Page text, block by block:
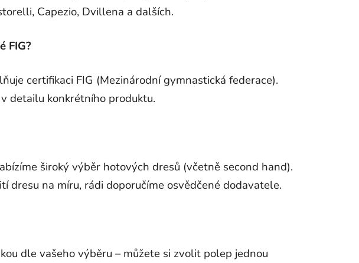
Capezio, Dvillena a dalších.
FIG?
certifikaci FIG (Mezinárodní gymnastická federace).
detailu konkrétního produktu.
široký výběr hotových dresů (včetně second hand).
dresu na míru, rádi doporučíme osvědčené dodavatele.
dle vašeho výběru – můžete si zvolit polep jednou